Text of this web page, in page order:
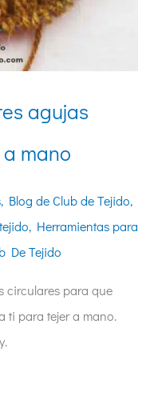
agujas
mano
, Blog de Club de Tejido,
, Herramientas para
De Tejido
circulares para que
ti para tejer a mano.